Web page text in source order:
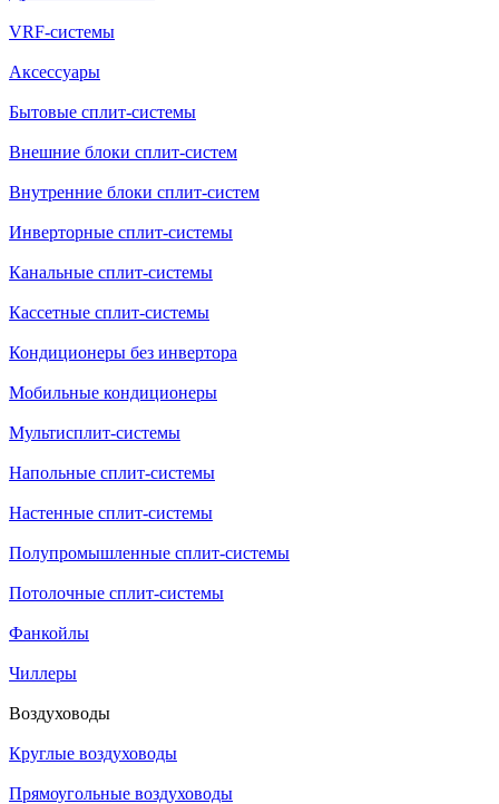
VRF-системы
Аксессуары
Бытовые сплит-системы
Внешние блоки сплит-систем
Внутренние блоки сплит-систем
Инверторные сплит-системы
Канальные сплит-системы
Кассетные сплит-системы
Кондиционеры без инвертора
Мобильные кондиционеры
Мультисплит-системы
Напольные сплит-системы
Настенные сплит-системы
Полупромышленные сплит-системы
Потолочные сплит-системы
Фанкойлы
Чиллеры
Воздуховоды
Круглые воздуховоды
Прямоугольные воздуховоды